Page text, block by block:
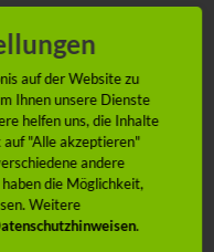
ist nur für Sie als unseren
können den digitalen
A) beschriebenen Fällen
in der
auf der Website zu
Ihnen unsere Dienste
helfen uns, die Inhalte
"Alle akzeptieren"
andere
die Möglichkeit,
Weitere
.